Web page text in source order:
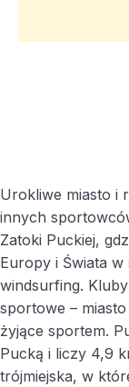
Urokliwe miasto i
innych
Zatoki Puckiej,
Europy i Świata
windsurfing.
sportowe –
żyjące sportem.
Pucką i liczy 4,9
trójmiejska, w